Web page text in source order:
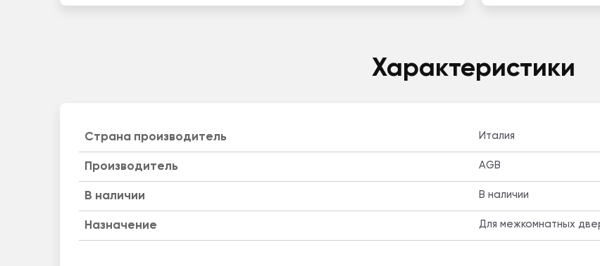
Характеристики
Страна производитель Италия
Производитель AGB
B наличии В наличии
Назначение Для межкомнатных